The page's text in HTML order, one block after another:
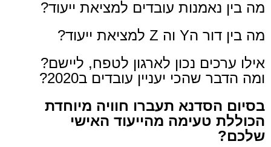
מה בין נאמנות עובדים למציאת ייעוד?
מה בין דור הY וה Z למציאת ייעוד?
אילו ערכים נכון לארגון לטפח, ליישם?
ומה הדבר שהכי יעניין עובדים ב2020?
בסיום הסדנא תעברו חוויה מיוחדת
הכוללת טעימה מהייעוד האישי
שלכם?